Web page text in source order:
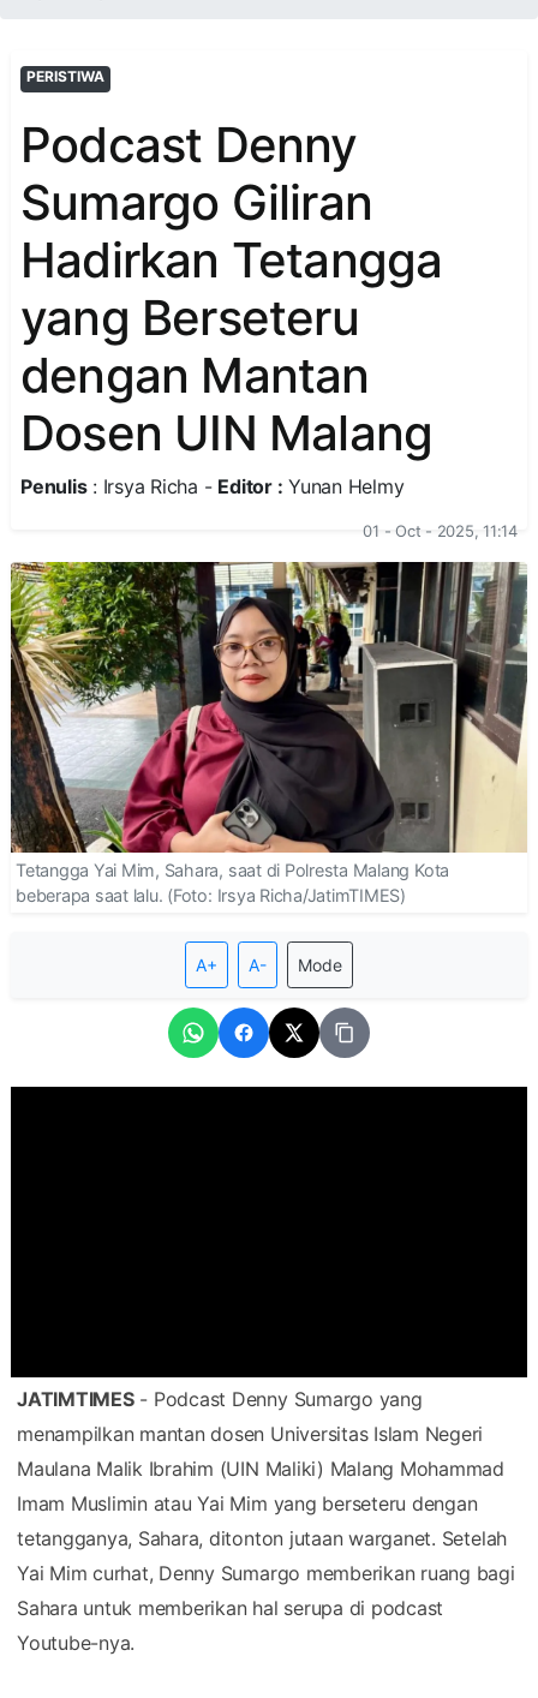
PERISTIWA
Podcast Denny
Sumargo Giliran
Hadirkan Tetangga
yang Berseteru
dengan Mantan
Dosen UIN Malang
Penulis: Irsya Richa - Editor : Yunan Helmy
01 - Oct - 2025, 11:14
Tetangga Yai Mim, Sahara, saat di Polresta Malang Kota
beberapa saat lalu. (Foto: Irsya Richa/JatimTIMES)
A+ A- Mode
JATIMTIMES- Podcast Denny Sumargo yang
menampilkan mantan dosen Universitas Islam Negeri
Maulana Malik Ibrahim (UIN Maliki) Malang Mohammad
Imam Muslimin atau Yai Mim yang berseteru dengan
tetangganya, Sahara, ditonton jutaan warganet. Setelah
Yai Mim curhat, Denny Sumargo memberikan ruang bagi
Sahara untuk memberikan hal serupa di podcast
Youtube-nya.